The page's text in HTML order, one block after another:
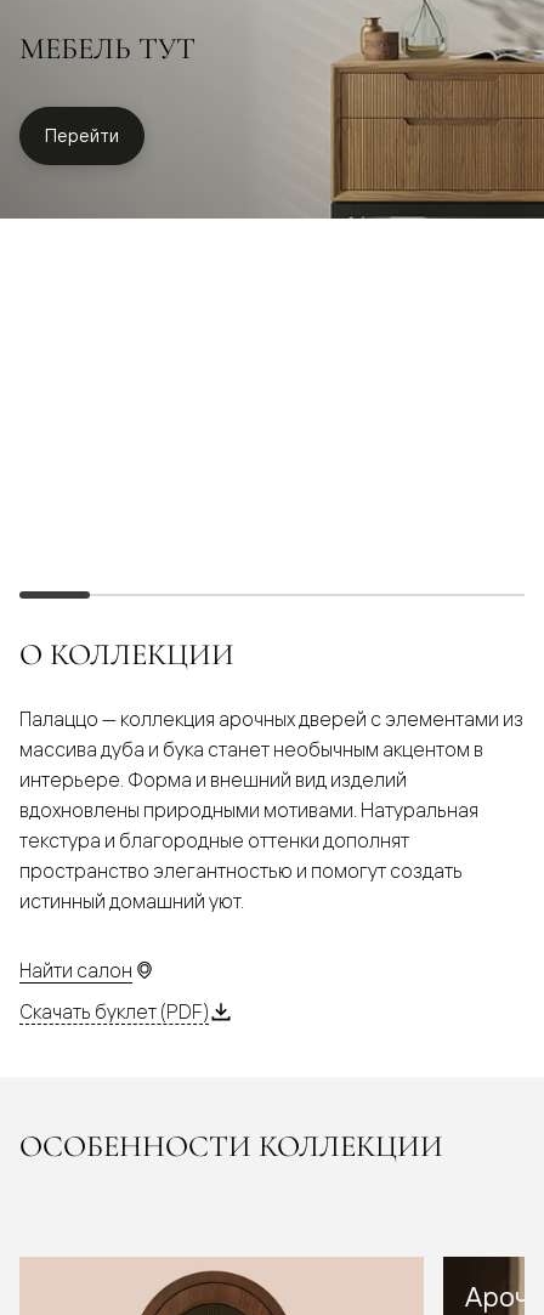
МЕБЕЛЬ ТУТ
Перейти
О КОЛЛЕКЦИИ
Палаццо — коллекция арочных дверей с элементами из
массива дуба и бука станет необычным акцентом в
интерьере. Форма и внешний вид изделий
вдохновлены природными мотивами. Натуральная
текстура и благородные оттенки дополнят
пространство элегантностью и помогут создать
истинный домашний уют.
Найти салон
Скачать буклет (PDF)
ОСОБЕННОСТИ КОЛЛЕКЦИИ